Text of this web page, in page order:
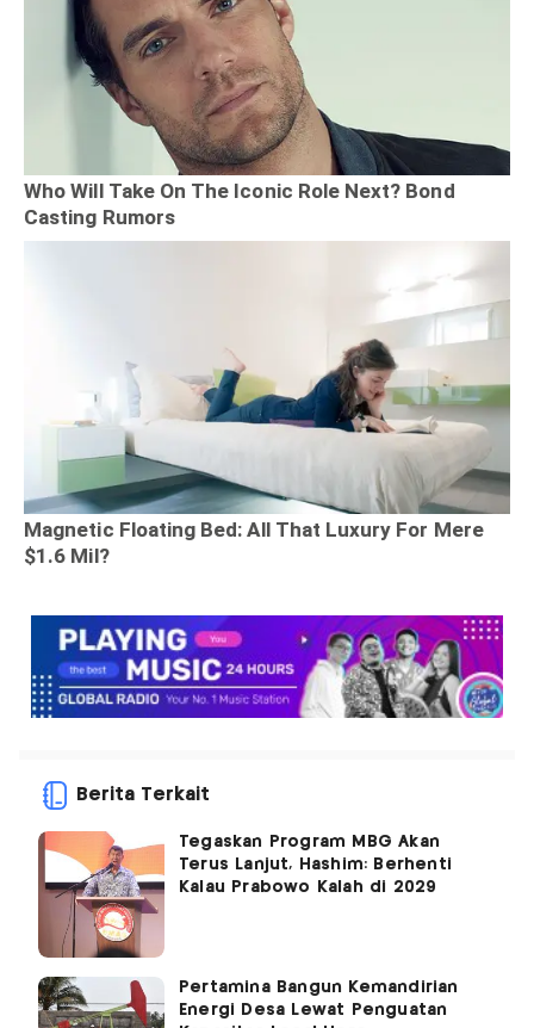
Berita Terkait
Tegaskan Program MBG Akan
Terus Lanjut, Hashim: Berhenti
Kalau Prabowo Kalah di 2029
Pertamina Bangun Kemandirian
Energi Desa Lewat Penguatan